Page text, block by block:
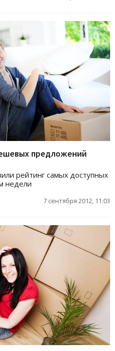
предложений
рейтинг самых доступных
недели
7 сентября 2012, 11:03